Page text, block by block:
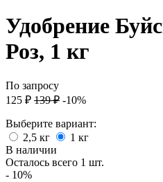
Удобрение
Роз, 1 кг
По запросу
125 ₽ 139 ₽ -10%
Выберите вариант:
2,5 кг
1 кг
В наличии
Осталось всего 1 шт.
- 10%